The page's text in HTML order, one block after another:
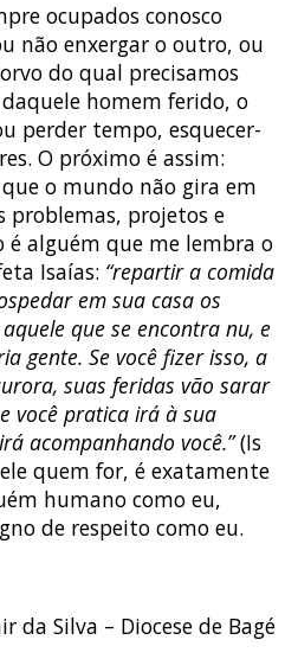
ocupados conosco
não enxergar o outro, ou
do qual precisamos
homem ferido, o
perder tempo, esquecer-
O próximo é assim:
o mundo não gira em
problemas, projetos e
é alguém que me lembra o
Isaías: “repartir a comida
em sua casa os
que se encontra nu, e
gente. Se você fizer isso, a
suas feridas vão sarar
você pratica irá à sua
acompanhando você.”(Is
quem for, é exatamente
humano como eu,
de respeito como eu.
da Silva – Diocese de Bagé